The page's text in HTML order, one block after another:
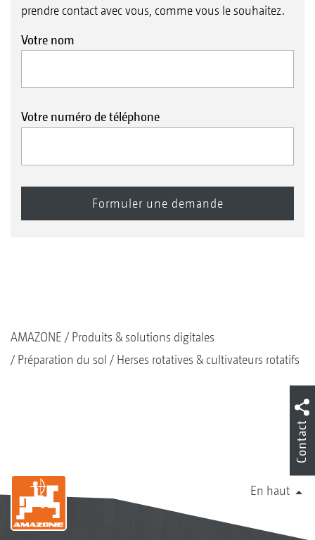
prendre contact avec vous, comme vous le souhaitez.
Votre nom
Votre numéro de téléphone
AMAZONE
Produits & solutions digitales
Préparation du sol
Herses rotatives & cultivateurs rotatifs
En haut
Contact